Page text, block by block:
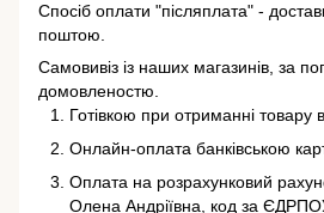
Спосіб оплати "післяплата" -
поштою.
Самовивіз із наших магазинів, за
домовленостю.
Готівкою при отриманні товару
Онлайн-оплата банківською
Оплата на розрахунковий
Олена Андріївна, код за